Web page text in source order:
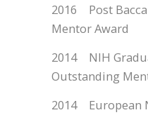
2016 Post
Mentor Award
2014 NIH
Outstanding
2014 European